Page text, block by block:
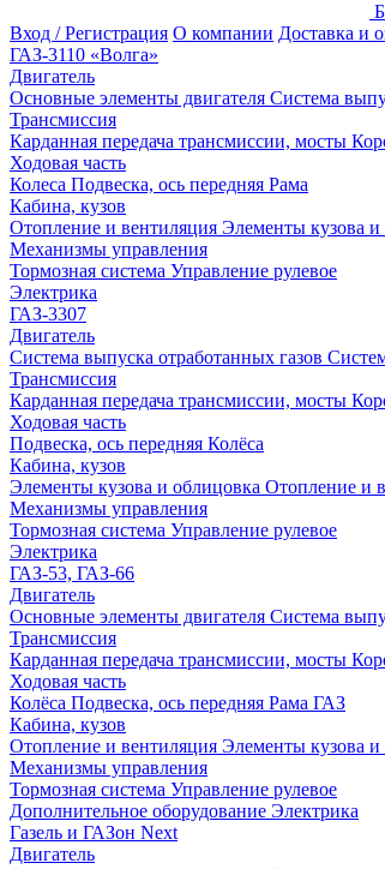
Вход / Регистрация О компании Доставка и
ГАЗ-3110 «Волга»
Двигатель
Основные элементы двигателя Система
Трансмиссия
Карданная передача трансмиссии, мосты
Ходовая часть
Колеса Подвеска, ось передняя Рама
Кабина, кузов
Отопление и вентиляция Элементы кузова и
Механизмы управления
Тормозная система Управление рулевое
Электрика
ГАЗ-3307
Двигатель
Система выпуска отработанных газов
Трансмиссия
Карданная передача трансмиссии, мосты
Ходовая часть
Подвеска, ось передняя Колёса
Кабина, кузов
Элементы кузова и облицовка Отопление и
Механизмы управления
Тормозная система Управление рулевое
Электрика
ГАЗ-53, ГАЗ-66
Двигатель
Основные элементы двигателя Система
Трансмиссия
Карданная передача трансмиссии, мосты
Ходовая часть
Колёса Подвеска, ось передняя Рама ГАЗ
Кабина, кузов
Отопление и вентиляция Элементы кузова и
Механизмы управления
Тормозная система Управление рулевое
Дополнительное оборудование Электрика
Газель и ГАЗон Next
Двигатель